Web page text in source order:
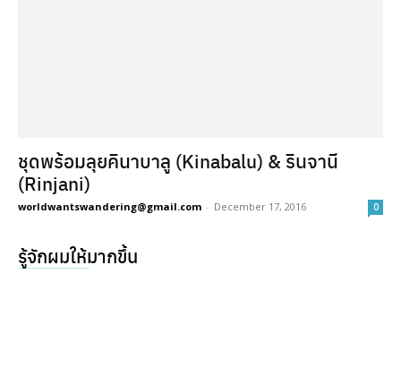
ชุดพร้อมลุยคินาบาลู (Kinabalu) & รินจานี
(Rinjani)
worldwantswandering@gmail.com - December 17, 2016 0
รู้จักผมให้มากขึ้น